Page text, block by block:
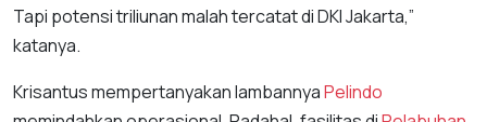
Tapi potensi triliunan malah tercatat di DKI Jakarta,”
katanya.
Krisantus mempertanyakan lambannyaPelindo